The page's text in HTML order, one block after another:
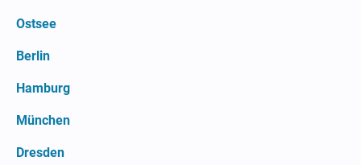
Ostsee
Berlin
Hamburg
München
Dresden